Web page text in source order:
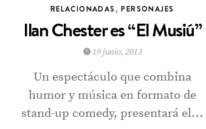
RELACIONADAS,PERSONAJES
Ilan Chester es “El Musiú”
19 junio, 2013
Un espectáculo que combina
humor y música en formato de
stand-up comedy, presentará el…